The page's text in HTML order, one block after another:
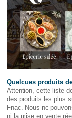
Quelques produits
Attention, cette liste
des produits les plus
Fnac. Nous ne
ni la mise en vente